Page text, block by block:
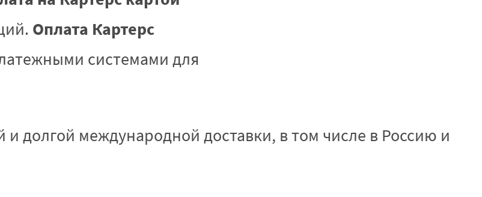
Оплата Картерс
системами для
и долгой международной доставки, в том числе в Россию и